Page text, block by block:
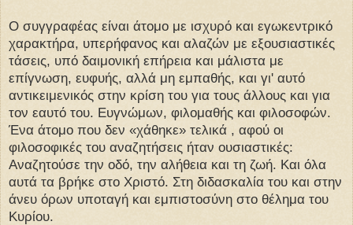
Ο συγγραφέας είναι άτομο με ισχυρό και εγωκεντρικό
χαρακτήρα, υπερήφανος και αλαζών με εξουσιαστικές
τάσεις, υπό δαιμονική επήρεια και μάλιστα με
επίγνωση, ευφυής, αλλά μη εμπαθής, και γι' αυτό
αντικειμενικός στην κρίση του για τους άλλους και για
τον εαυτό του. Ευγνώμων, φιλομαθής και φιλοσοφών.
Ένα άτομο που δεν «χάθηκε» τελικά , αφού οι
φιλοσοφικές του αναζητήσεις ήταν ουσιαστικές:
Αναζητούσε την οδό, την αλήθεια και τη ζωή. Και όλα
αυτά τα βρήκε στο Χριστό. Στη διδασκαλία του και στην
άνευ όρων υποταγή και εμπιστοσύνη στο θέλημα του
Κυρίου.